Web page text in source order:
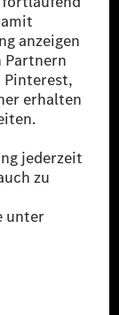
MB.CHARGE
der jeweiligen
vorliegt,
stellen
eine äquivalente
eingespeist wird.
die jünger
Test
sich auf
CO₂-Ausstoß
des Kraftstoffs
vom Fahrstil und
692/2008/EG